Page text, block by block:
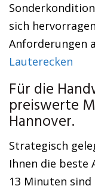
sich
Anforderungen
Lauterecken
Für die
preiswerte
Hannover.
Strategisch
Ihnen die beste
13 Minuten